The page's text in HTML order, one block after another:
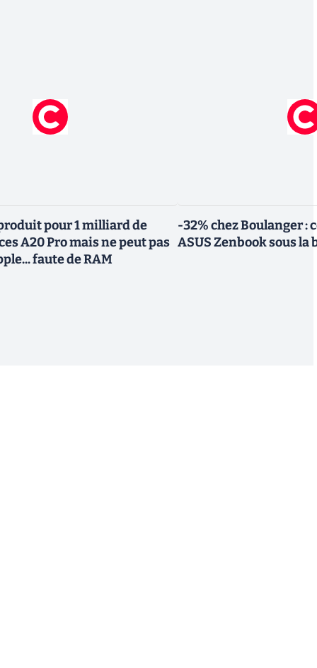
pour 1 milliard de
A20 Pro mais ne peut pas
faute de RAM
-32% chez Boulanger :
ASUS Zenbook sous la